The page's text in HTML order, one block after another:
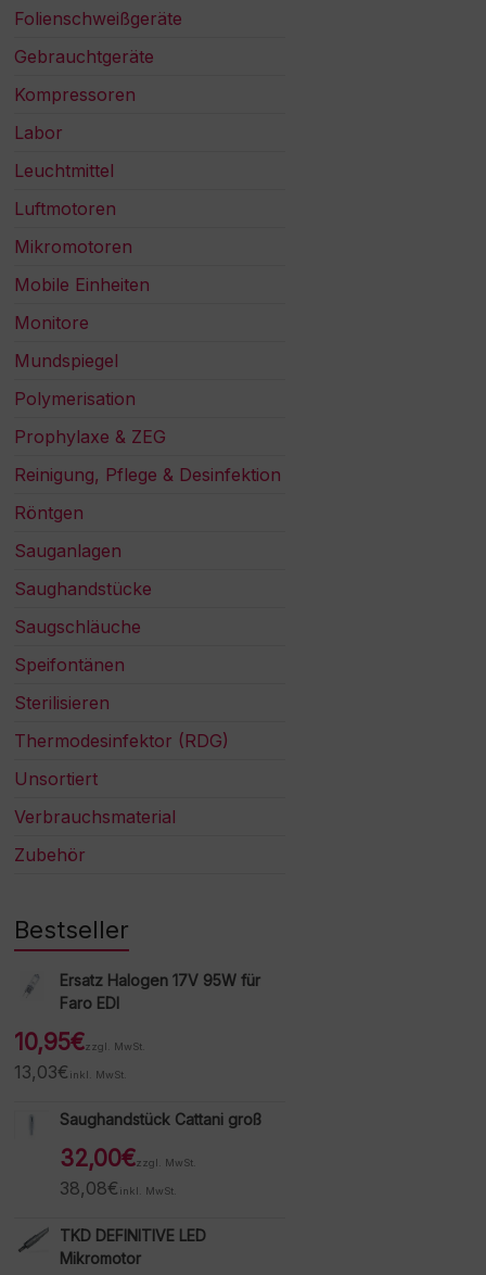
Folienschweißgeräte
Gebrauchtgeräte
Kompressoren
Labor
Leuchtmittel
Luftmotoren
Mikromotoren
Mobile Einheiten
Monitore
Mundspiegel
Polymerisation
Prophylaxe & ZEG
Reinigung, Pflege & Desinfektion
Röntgen
Sauganlagen
Saughandstücke
Saugschläuche
Speifontänen
Sterilisieren
Thermodesinfektor (RDG)
Unsortiert
Verbrauchsmaterial
Zubehör
Bestseller
Ersatz Halogen 17V 95W für
Faro EDI
10,95€zzgl. MwSt.
13,03€ inkl. MwSt.
Saughandstück Cattani groß
32,00€zzgl. MwSt.
38,08€ inkl. MwSt.
TKD DEFINITIVE LED
Mikromotor